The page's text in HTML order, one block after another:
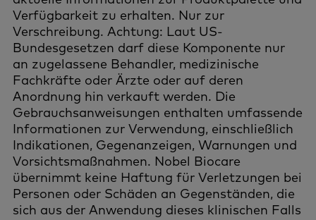
Verfügbarkeit zu erhalten. Nur zur
Verschreibung. Achtung: Laut US-
Bundesgesetzen darf diese Komponente nur
an zugelassene Behandler, medizinische
Fachkräfte oder Ärzte oder auf deren
Anordnung hin verkauft werden. Die
Gebrauchsanweisungen enthalten umfassende
Informationen zur Verwendung, einschließlich
Indikationen, Gegenanzeigen, Warnungen und
Vorsichtsmaßnahmen. Nobel Biocare
übernimmt keine Haftung für Verletzungen bei
Personen oder Schäden an Gegenständen, die
sich aus der Anwendung dieses klinischen Falls